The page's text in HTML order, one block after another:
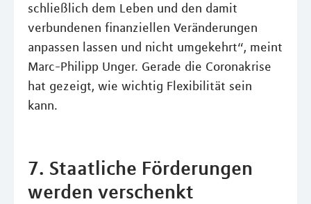
schließlich dem Leben und den damit
verbundenen finanziellen Veränderungen
anpassen lassen und nicht umgekehrt“, meint
Marc-Philipp Unger. Gerade die Coronakrise
hat gezeigt, wie wichtig Flexibilität sein
kann.
7. Staatliche Förderungen
werden verschenkt